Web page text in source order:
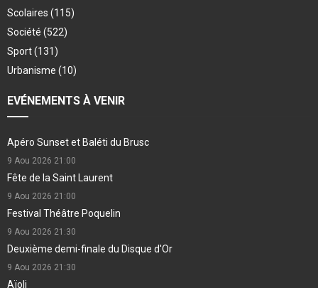
Scolaires (115)
Société (522)
Sport(131)
Urbanisme (10)
EVÉNEMENTS À VENIR
Apéro Sunset et Baléti du Brusc
9 Aou 2026 21:00
Fête de la Saint Laurent
9 Aou 2026 21:00
Festival Théâtre Poquelin
9 Aou 2026 21:30
Deuxième demi-finale du Disque d'Or
9 Aou 2026 21:30
Aïoli